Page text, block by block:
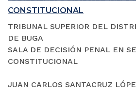
CONSTITUCIONAL
TRIBUNAL SUPERIOR DEL
DE BUGA
SALA DE DECISIÓN PENAL EN
CONSTITUCIONAL
JUAN CARLOS SANTACRUZ